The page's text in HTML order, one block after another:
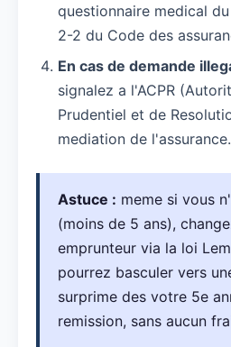
questionnaire medical
2-2 du Code des
En cas de demande
signalez a l'ACPR
Prudentiel et de
mediation de l'assurance.
Astuce : meme si vous
(moins de 5 ans),
emprunteur via la loi
pourrez basculer vers
surprime des votre 5e
remission, sans aucun